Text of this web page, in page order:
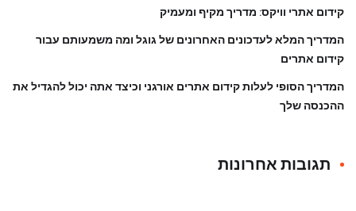
קידום אתרי וויקס: מדריך מקיף ומעמיק
המדריך המלא לעדכונים האחרונים של גוגל ומה משמעותם עבור
קידום אתרים
המדריך הסופי לעלות קידום אתרים אורגני וכיצד אתה יכול להגדיל את
ההכנסה שלך
תגובות אחרונות